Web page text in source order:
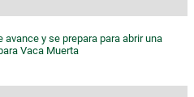
avance y se prepara para abrir una
Vaca Muerta